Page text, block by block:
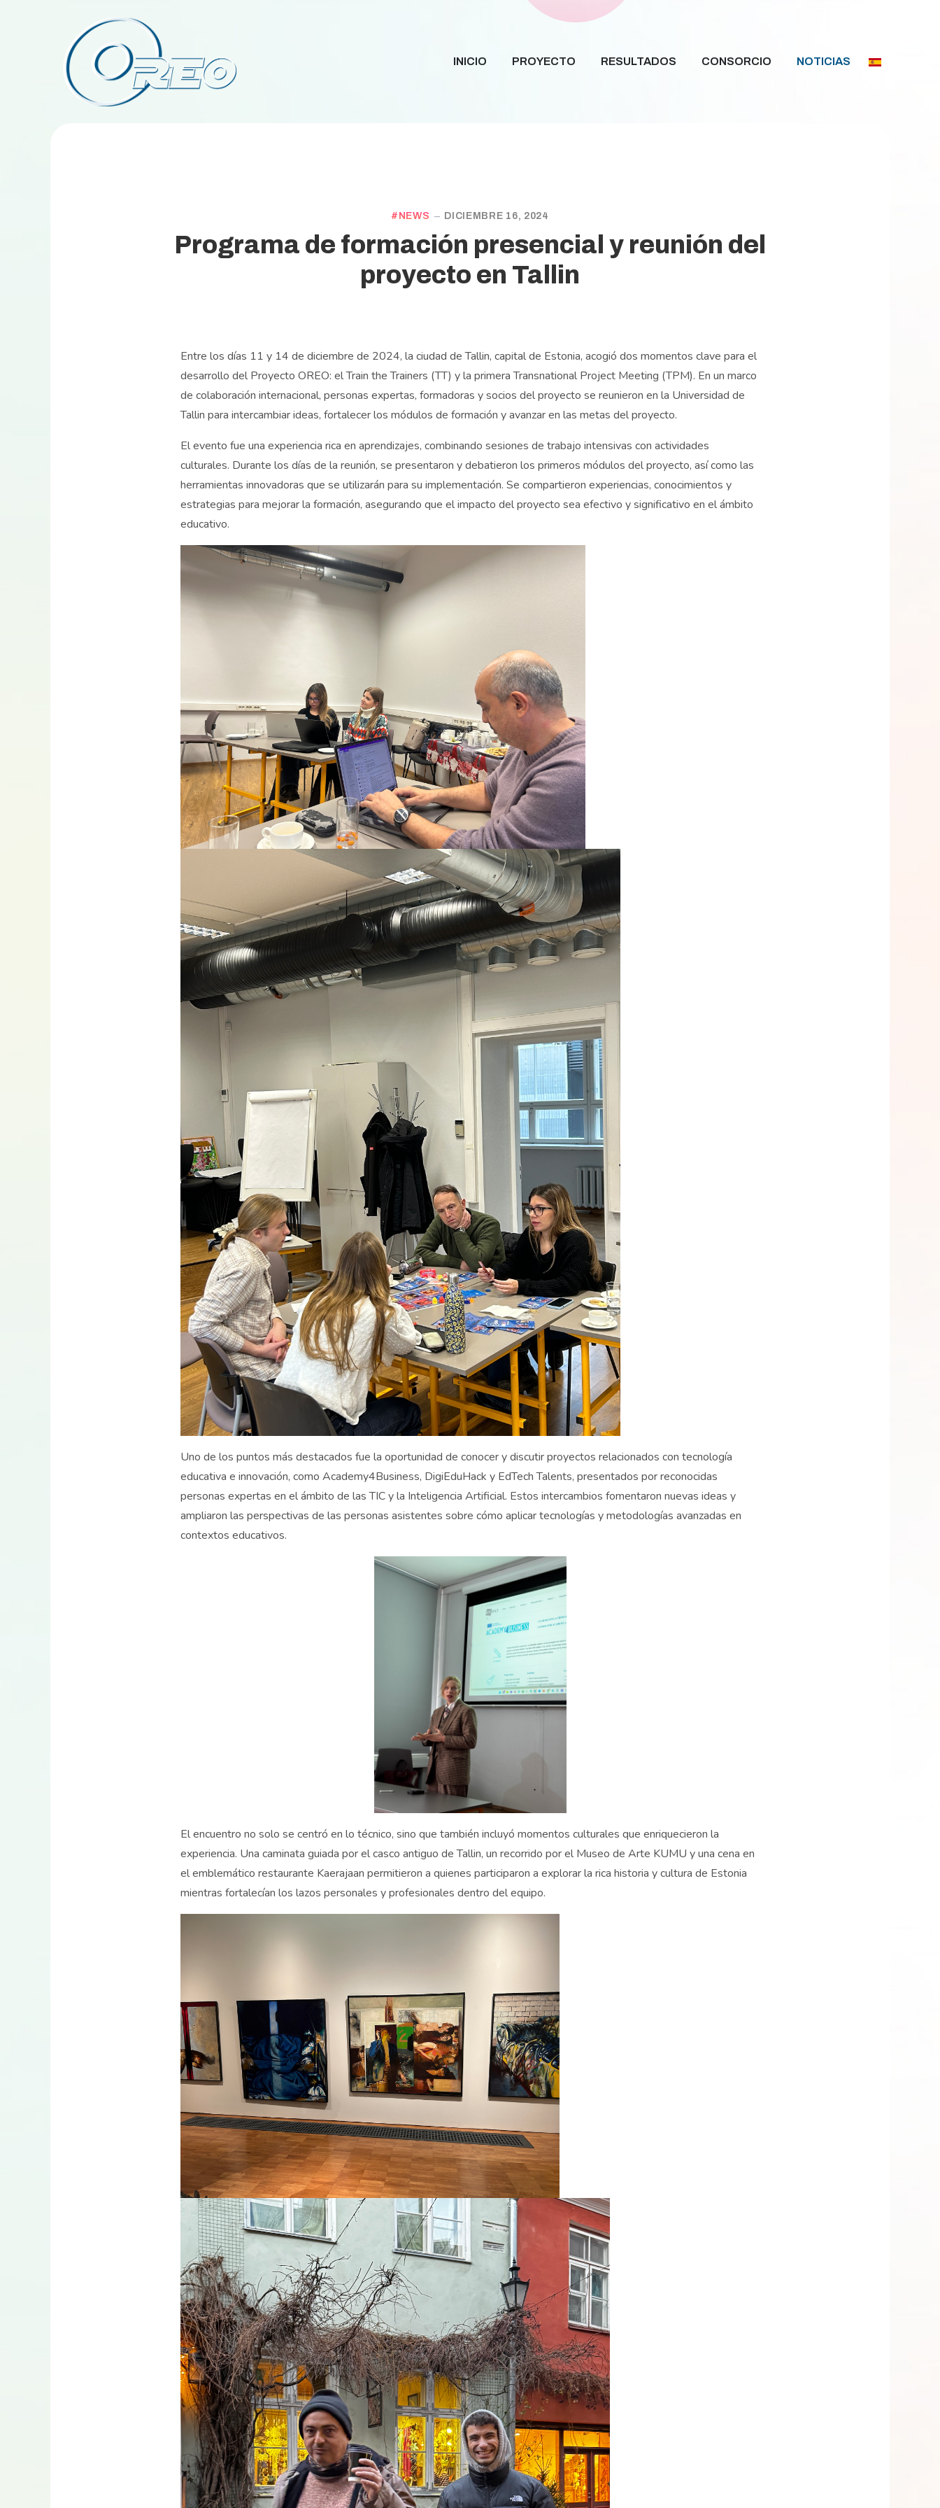
INICIO PROYECTO RESULTADOS CONSORCIO NOTICIAS
NEWS DICIEMBRE 16, 2024
Programa de formación presencial y reunión del
proyecto en Tallin
Entre los días 11 y 14 de diciembre de 2024, la ciudad de Tallin, capital de Estonia, acogió dos momentos clave para el
desarrollo del Proyecto OREO: el Train the Trainers (TT) y la primera Transnational Project Meeting (TPM). En un marco
de colaboración internacional, personas expertas, formadoras y socios del proyecto se reunieron en la Universidad de
Tallin para intercambiar ideas, fortalecer los módulos de formación y avanzar en las metas del proyecto.
El evento fue una experiencia rica en aprendizajes, combinando sesiones de trabajo intensivas con actividades
culturales. Durante los días de la reunión, se presentaron y debatieron los primeros módulos del proyecto, así como las
herramientas innovadoras que se utilizarán para su implementación. Se compartieron experiencias, conocimientos y
estrategias para mejorar la formación, asegurando que el impacto del proyecto sea efectivo y significativo en el ámbito
educativo.
Uno de los puntos más destacados fue la oportunidad de conocer y discutir proyectos relacionados con tecnología
educativa e innovación, como Academy4Business, DigiEduHack y EdTech Talents, presentados por reconocidas
personas expertas en el ámbito de las TIC y la Inteligencia Artificial. Estos intercambios fomentaron nuevas ideas y
ampliaron las perspectivas de las personas asistentes sobre cómo aplicar tecnologías y metodologías avanzadas en
contextos educativos.
El encuentro no solo se centró en lo técnico, sino que también incluyó momentos culturales que enriquecieron la
experiencia. Una caminata guiada por el casco antiguo de Tallin, un recorrido por el Museo de Arte KUMU y una cena en
el emblemático restaurante Kaerajaan permitieron a quienes participaron a explorar la rica historia y cultura de Estonia
mientras fortalecían los lazos personales y profesionales dentro del equipo.